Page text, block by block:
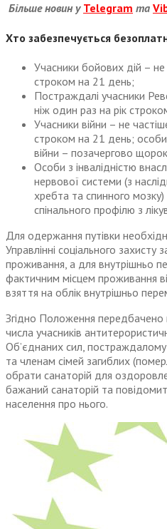
Більше новин у Telegram та
Хто забезпечується
Учасники бойових дій –
строком на 21 день;
Постраждалі учасники
ніж один раз на рік
Учасники війни – не
строком на 21 день; особи
війни – позачергово
Особи з інвалідністю
нервової системи (з
хребта та спинного мозку)
спінального профілю з
Для одержання путівки
Управлінні соціального захисту
проживання, а для внутрішньо
фактичним місцем проживання
взяття на облік внутрішньо
Згідно Положення передбачено
числа учасників
Об’єднаних сил, постраждалому
та членам сімей загиблих
обрати санаторій для
бажаний санаторій та
населення про нього.